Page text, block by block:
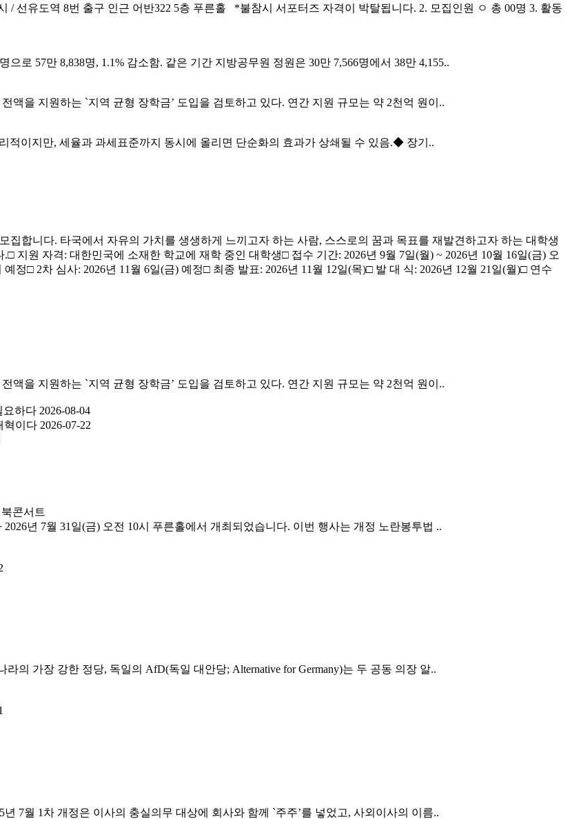
/ 선유도역 8번 출구 인근 어반322 5층 푸른홀 *불참시 서포터즈 자격이 박탈됩니다. 2. 모집인원 ㅇ 총 00명 3. 활동
으로 57만 8,838명, 1.1% 감소함. 같은 기간 지방공무원 정원은 30만 7,566명에서 38만 4,155..
액을 지원하는 `지역 균형 장학금’ 도입을 검토하고 있다. 연간 지원 규모는 약 2천억 원이..
이지만, 세율과 과세표준까지 동시에 올리면 단순화의 효과가 상쇄될 수 있음.◆ 장기..
집합니다. 타국에서 자유의 가치를 생생하게 느끼고자 하는 사람, 스스로의 꿈과 목표를 재발견하고자 하는 대학생
지원 자격: 대한민국에 소재한 학교에 재학 중인 대학생□ 접수 기간: 2026년 9월 7일(월) ~ 2026년 10월 16일(금) 오
정□ 2차 심사: 2026년 11월 6일(금) 예정□ 최종 발표: 2026년 11월 12일(목)□ 발 대 식: 2026년 12월 21일(월)□ 연수
액을 지원하는 `지역 균형 장학금’ 도입을 검토하고 있다. 연간 지원 규모는 약 2천억 원이..
요하다 2026-08-04
혁이다 2026-07-22
콘서트
년 7월 31일(금) 오전 10시 푸른홀에서 개최되었습니다. 이번 행사는 개정 노란봉투법 ..
의 가장 강한 정당, 독일의 AfD(독일 대안당; Alternative for Germany)는 두 공동 의장 알..
7월 1차 개정은 이사의 충실의무 대상에 회사와 함께 `주주’를 넣었고, 사외이사의 이름..